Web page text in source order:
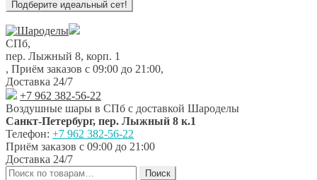
Перейти
к
навигации
Перейти
к
содержимому
СПб,
пер. Лыжный 8, корп. 1
, Приём заказов с 09:00 до 21:00,
Доставка 24/7
+7 962 382-56-22
Воздушные шары в СПб с доставкой Шароделы
Санкт-Петербург, пер. Лыжный 8 к.1
Телефон: +7 962 382-56-22
Приём заказов с 09:00 до 21:00
Доставка 24/7
Искать:
Поиск